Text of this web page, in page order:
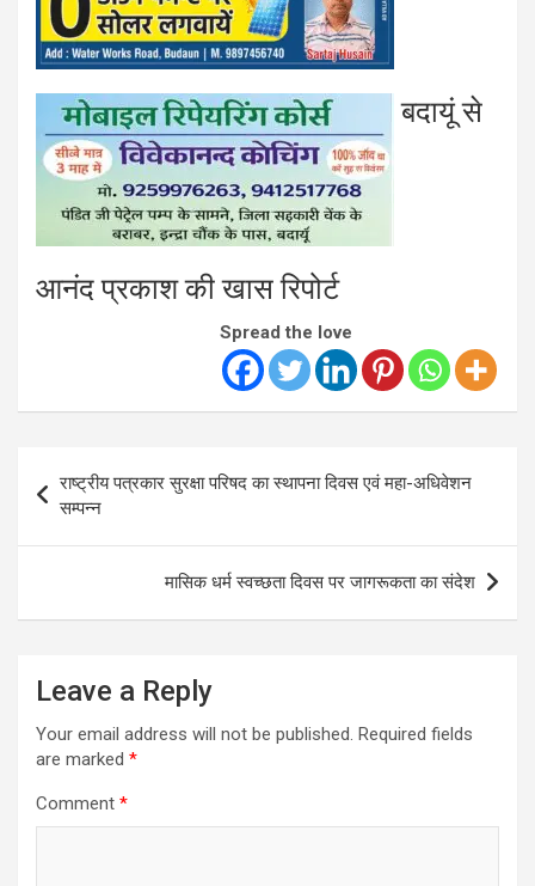
बदायूं से
आनंद प्रकाश की खास रिपोर्ट
Spread the love
navigation
राष्ट्रीय पत्रकार सुरक्षा परिषद का स्थापना दिवस एवं महा-अधिवेशन
सम्पन्न
मासिक धर्म स्वच्छता दिवस पर जागरूकता का संदेश
Leave a Reply
Your email address will not be published. Required fields
are marked *
Comment *